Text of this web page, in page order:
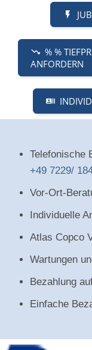
% %
ANFORDERN
Telefonische
+49 7229/
Vor-Ort-
Individuelle
Atlas Copco
Wartungen
Bezahlung
Einfache